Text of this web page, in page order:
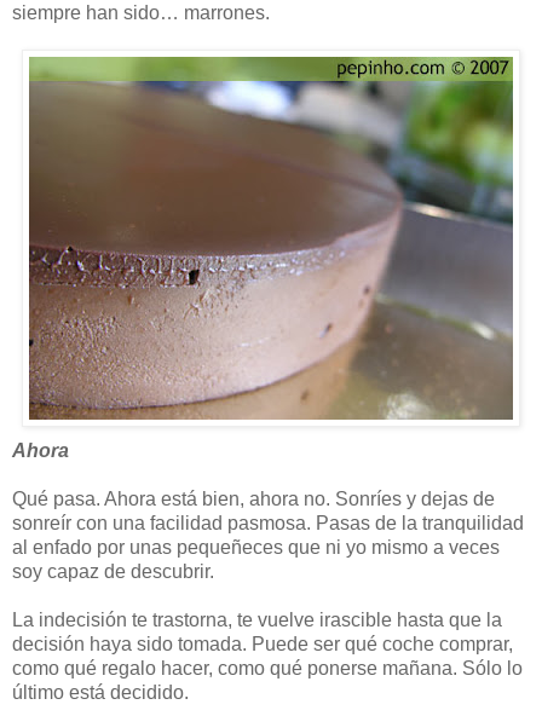
siempre han sido… marrones.
Ahora
Qué pasa. Ahora está bien, ahora no. Sonríes y dejas de
sonreír con una facilidad pasmosa. Pasas de la tranquilidad
al enfado por unas pequeñeces que ni yo mismo a veces
soy capaz de descubrir.
La indecisión te trastorna, te vuelve irascible hasta que la
decisión haya sido tomada. Puede ser qué coche comprar,
como qué regalo hacer, como qué ponerse mañana. Sólo lo
último está decidido.